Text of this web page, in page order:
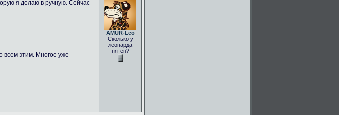
я делаю в ручную. Сейчас
всем этим. Многое уже
AMUR-Leo
Сколько у
леопарда
пятен?